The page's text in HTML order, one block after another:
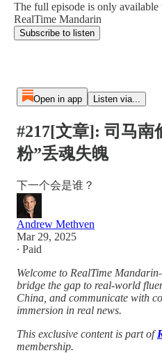
The full episode is only available
RealTime Mandarin
Subscribe to listen
Open in app Listen via...
#217[文章]: 司马南
粉”丢魂失魄
下一个会是谁？
Andrew Methven
Mar 29, 2025
∙ Paid
Welcome to RealTime
bridge the gap to real-world
China, and communicate with
immersion in real news.
This exclusive content is part of
membership.